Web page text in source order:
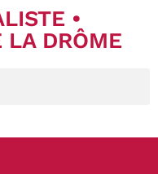
•
LA DRÔME